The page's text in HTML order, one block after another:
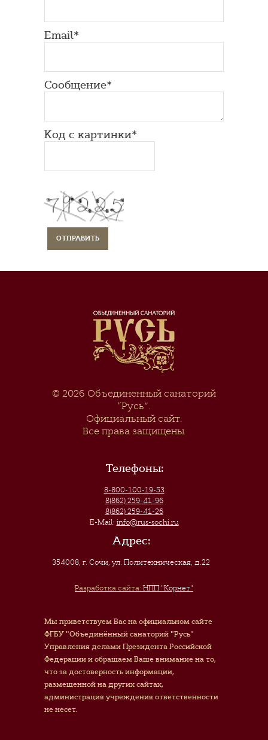
Email*
Сообщение*
Код с картинки*
© 2026 Объединенный санаторий
“Русь”.
Официальный сайт.
Все права защищены.
Телефоны:
8-800-100-19-53
8(862) 259-41-96
8(862) 259-41-26
E-Mail: info@rus-sochi.ru
Адрес:
354008, г. Сочи,ул. Политехническая, д.22
Разработка сайта: НПП "Корнет"
Мы приветствуем Вас на официальном сайте
ФГБУ "Объединённый санаторий "Русь"
Управления делами Президента Российской
Федерации и обращаем Ваше внимание на то,
что за достоверность информации,
размещенной на других сайтах,
администрация учреждения ответственности
не несет.